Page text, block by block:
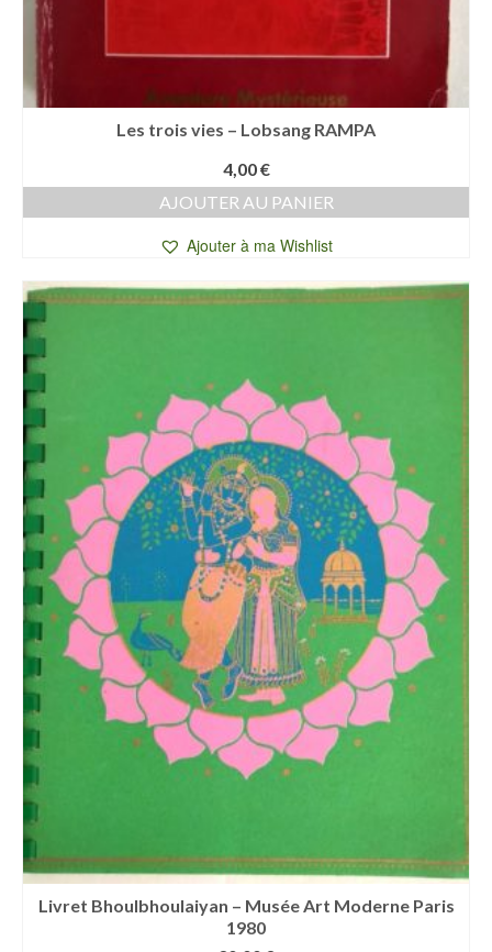
Les trois vies – Lobsang RAMPA
4,00€
AJOUTER AU PANIER
Ajouter à ma Wishlist
Livret Bhoulbhoulaiyan – Musée Art Moderne Paris
1980